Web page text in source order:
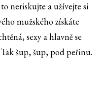
neriskujte a užívejte si
mužského získáte
sexy a hlavně se
šup, šup, pod peřinu.